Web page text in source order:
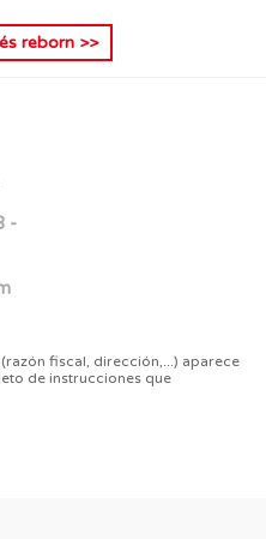
reborn>>
-
fiscal, dirección,...) aparece
de instrucciones que